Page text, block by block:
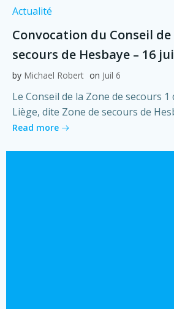
Actualité
Convocation du Conseil de
secours de Hesbaye – 16
by Michael Robert on Juil 6
Le Conseil de la Zone de secours 1
Liège, dite Zone de secours de
Read more